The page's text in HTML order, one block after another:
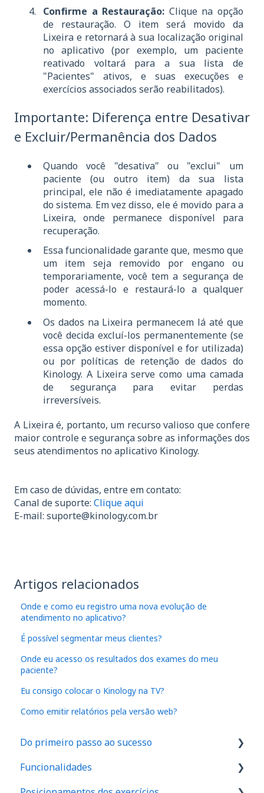
Confirme a Restauração: Clique na opção
de restauração. O item será movido da
Lixeira e retornará à sua localização original
no aplicativo (por exemplo, um paciente
reativado voltará para a sua lista de
"Pacientes" ativos, e suas execuções e
exercícios associados serão reabilitados).
Importante: Diferença entre Desativar
e Excluir/Permanência dos Dados
Quando você "desativa" ou "exclui" um
paciente (ou outro item) da sua lista
principal, ele não é imediatamente apagado
do sistema. Em vez disso, ele é movido para a
Lixeira, onde permanece disponível para
recuperação.
Essa funcionalidade garante que, mesmo que
um item seja removido por engano ou
temporariamente, você tem a segurança de
poder acessá-lo e restaurá-lo a qualquer
momento.
Os dados na Lixeira permanecem lá até que
você decida excluí-los permanentemente (se
essa opção estiver disponível e for utilizada)
ou por políticas de retenção de dados do
Kinology. A Lixeira serve como uma camada
de segurança para evitar perdas
irreversíveis.
A Lixeira é, portanto, um recurso valioso que confere
maior controle e segurança sobre as informações dos
seus atendimentos no aplicativo Kinology.
Em caso de dúvidas, entre em contato:
Canal de suporte: Clique aqui
E-mail: suporte@kinology.com.br
Artigos relacionados
Onde e como eu registro uma nova evolução de
atendimento no aplicativo?
É possível segmentar meus clientes?
Onde eu acesso os resultados dos exames do meu
paciente?
Eu consigo colocar o Kinology na TV?
Como emitir relatórios pela versão web?
Do primeiro passo ao sucesso
1. Como são feitos os cadastros no aplicativo
Funcionalidades